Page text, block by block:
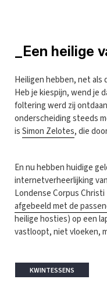
_Een heilige
Heiligen hebben, net als
Heb je kiespijn, wend je
foltering werd zij
onderscheiding steeds
isSimon Zelotes, die
En nu hebben huidige
internetverheerlijking
Londense Corpus Christi
afgebeeld met de
heilige hosties) op een
vastloopt, niet vloeken,
KWINTESSENS